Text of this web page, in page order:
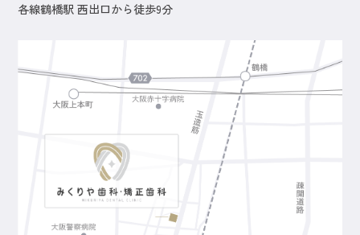
各線鶴橋駅 西出口から徒歩9分